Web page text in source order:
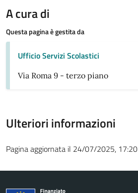
A cura di
Questa pagina è gestita da
Ufficio Servizi Scolastici
Via Roma 9 - terzo piano
Ulteriori informazioni
Pagina aggiornata il 24/07/2025, 17:20